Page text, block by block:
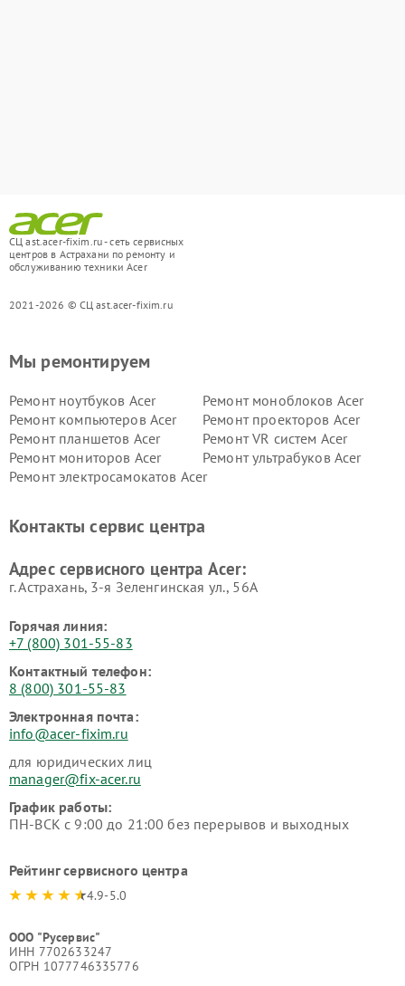
СЦ ast.acer-fixim.ru - сеть сервисных
центров в Астрахани по ремонту и
обслуживанию техники Acer
2021-2026 © СЦ ast.acer-fixim.ru
Мы ремонтируем
Ремонт ноутбуков Acer
Ремонт моноблоков Acer
Ремонт компьютеров Acer
Ремонт проекторов Acer
Ремонт планшетов Acer
Ремонт VR систем Acer
Ремонт мониторов Acer
Ремонт ультрабуков Acer
Ремонт электросамокатов Acer
Контакты сервис центра
Адрес сервисного центра Acer:
г. Астрахань, 3-я Зеленгинская ул., 56А
Горячая линия:
+7 (800) 301-55-83
Контактный телефон:
8 (800) 301-55-83
Электронная почта:
info@acer-fixim.ru
для юридических лиц
manager@fix-acer.ru
График работы:
ПН-ВСК с 9:00 до 21:00 без перерывов и выходных
Рейтинг сервисного центра
4.9-5.0
ООО "Русервис"
ИНН 7702633247
ОГРН 1077746335776